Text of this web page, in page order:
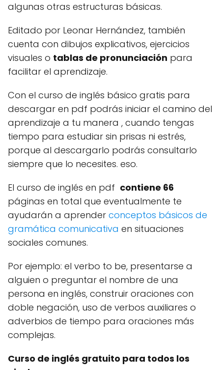
algunas otras estructuras básicas.
Editado por Leonar Hernández, también
cuenta con dibujos explicativos, ejercicios
visuales o tablas de pronunciación para
facilitar el aprendizaje.
Con el curso de inglés básico gratis para
descargar en pdf podrás iniciar el camino del
aprendizaje a tu manera , cuando tengas
tiempo para estudiar sin prisas ni estrés,
porque al descargarlo podrás consultarlo
siempre que lo necesites. eso.
El curso de inglés en pdf contiene 66
páginas en total que eventualmente te
ayudarán a aprender conceptos básicos de
gramática comunicativa en situaciones
sociales comunes.
Por ejemplo: el verbo to be, presentarse a
alguien o preguntar el nombre de una
persona en inglés, construir oraciones con
doble negación, uso de verbos auxiliares o
adverbios de tiempo para oraciones más
complejas.
Curso de inglés gratuito para todos los